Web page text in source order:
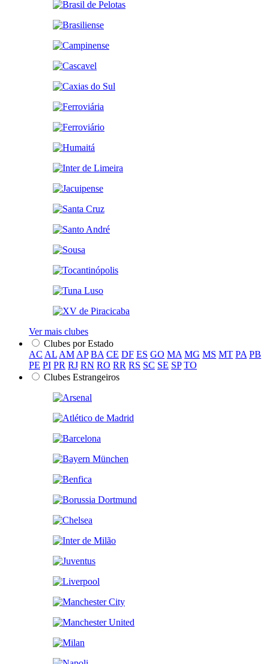
Ver mais clubes
Clubes por Estado
AC AL AM AP BA CE DF ES GO MA MG MS MT PA PB
PE PI PR RJ RN RO RR RS SC SE SP TO
Clubes Estrangeiros